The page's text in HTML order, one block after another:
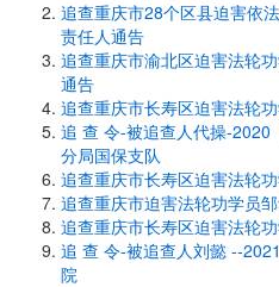
追查重庆市28个区县迫害依
责任人通告
追查重庆市渝北区迫害法轮
通告
追查重庆市长寿区迫害法轮
追 查 令-被追查人代操-
分局国保支队
追查重庆市长寿区迫害法轮
追查重庆市迫害法轮功学员
追查重庆市长寿区迫害法轮
追 查 令-被追查人刘懿 --
院